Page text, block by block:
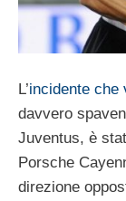
L’incidente che
davvero
Juventus, è
Porsche
direzione